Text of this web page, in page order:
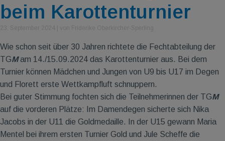
beim Karottenturnier
Wie schon seit über 30 Jahren richtete die Fechtabteilung der
TGMam 14./15.09.2024 das Karottenturnier aus. Bei dem
Turnier können Mädchen und Jungen von U9 bis U17 im Degen
und Florett erste Wettkampfluft schnuppern.
Bei guter Stimmung fochten sich die Teilnehmerinnen der TGM
auf die vorderen Plätze: Im Damendegen sicherte sich Nika
Jacobs in der U11 die Goldmedaille. In der U15 gewann Maria
Mentel bei ihrem ersten Turnier Gold und Jule Scheffe die